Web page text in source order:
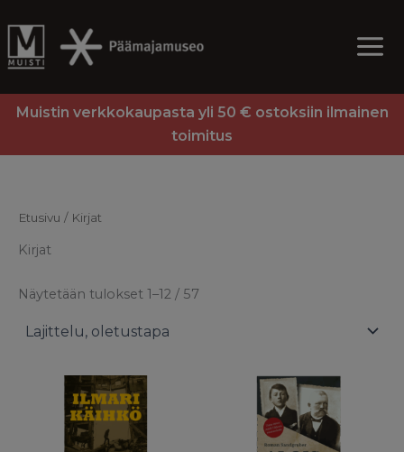
to
content
Muistin verkkokaupasta yli 50 € ostoksiin ilmainen
toimitus
Etusivu / Kirjat
Kirjat
Näytetään tulokset 1–12 / 57